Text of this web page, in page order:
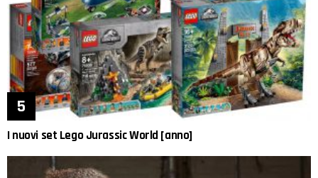
I nuovi set Lego Jurassic World [anno]